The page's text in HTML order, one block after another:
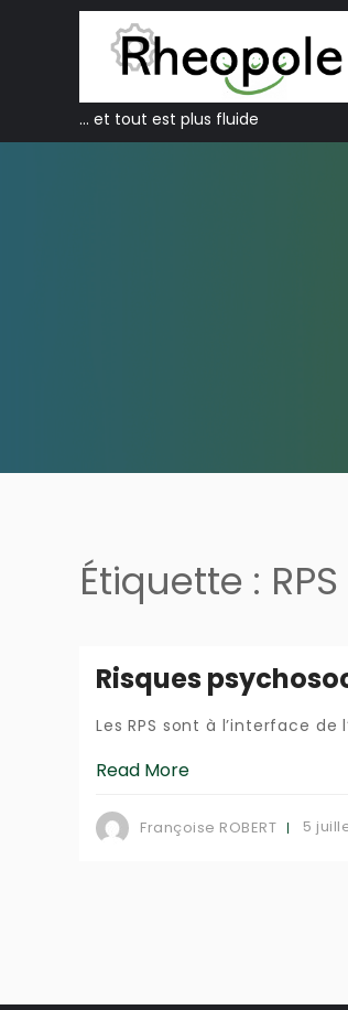
… et tout est plus fluide
Étiquette : RPS
Risques
Les RPS sont à l’interface
Read More
Françoise ROBERT 5